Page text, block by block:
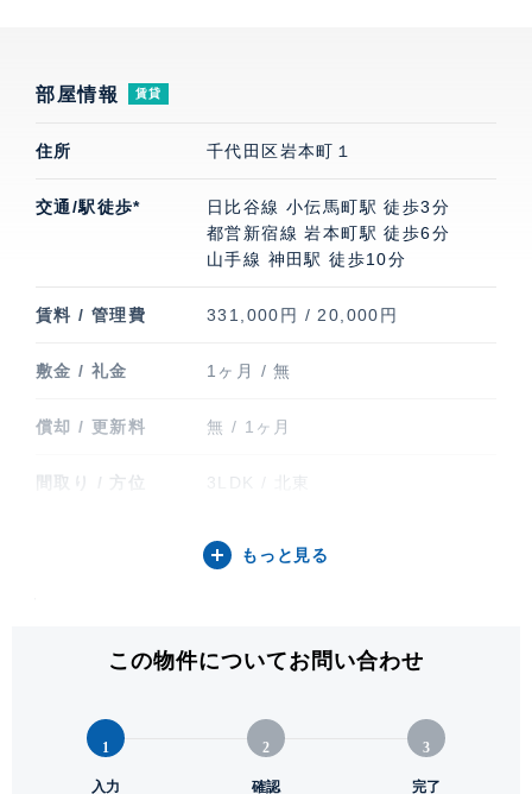
部屋情報 賃貸
住所 千代田区岩本町１
交通/駅徒歩*
日比谷線 小伝馬町駅 徒歩3分
都営新宿線 岩本町駅 徒歩6分
山手線 神田駅 徒歩10分
賃料 / 管理費 331,000円 / 20,000円
敷金 / 礼金 1ヶ月 / 無
償却 / 更新料 無 / 1ヶ月
間取り / 方位 3LDK / 北東
64.70㎡ (19.57坪)
階建 / 所在階 地上13階建 / 10階部分
2026年2月
もっと見る
この物件についてお問い合わせ
1
入力
2
確認
3
完了